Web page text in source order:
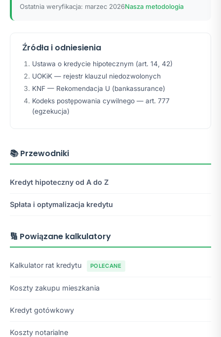
Ostatnia weryfikacja: marzec 2026Nasza metodologia
Źródła i odniesienia
Ustawa o kredycie hipotecznym (art. 14, 42)
UOKiK — rejestr klauzul niedozwolonych
KNF — Rekomendacja U (bankassurance)
Kodeks postępowania cywilnego — art. 777
(egzekucja)
📚 Przewodniki
Kredyt hipoteczny od A do Z
Spłata i optymalizacja kredytu
🔢 Powiązane kalkulatory
Kalkulator rat kredytu POLECANE
Koszty zakupu mieszkania
Kredyt gotówkowy
Koszty notarialne